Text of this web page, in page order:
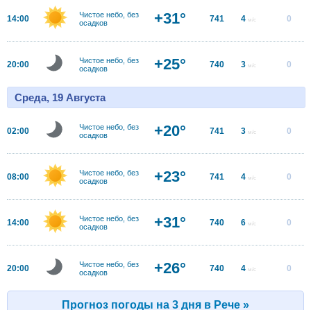
14:00
Чистое небо, без
осадков
+31° 741 4 м/с 0
20:00
Чистое небо, без
осадков
+25° 740 3 м/с 0
Среда, 19 Августа
02:00
Чистое небо, без
осадков
+20° 741 3 м/с 0
08:00
Чистое небо, без
осадков
+23° 741 4 м/с 0
14:00
Чистое небо, без
осадков
+31° 740 6 м/с 0
20:00
Чистое небо, без
осадков
+26° 740 4 м/с 0
Прогноз погоды на 3 дня в Рече »